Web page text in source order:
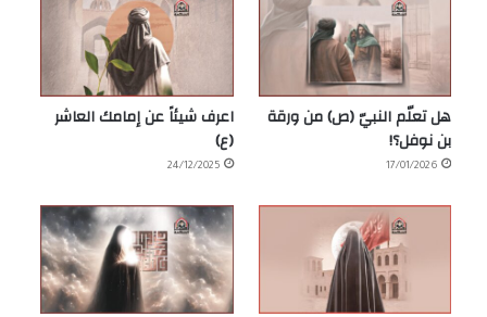
هل تعلّم النبيّ (ص) من ورقة
بن نوفل؟!
17/01/2026
اعرف شيئاً عن إمامك العاشر
(ع)
24/12/2025